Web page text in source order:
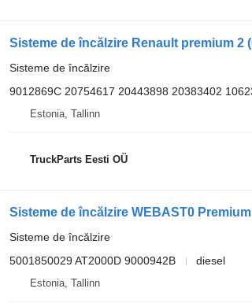
Sisteme de încălzire
9012869C 20754617 20443898 20383402
Estonia, Tallinn
TruckParts Eesti OÜ
Sisteme de încălzire
5001850029 AT2000D 9000942B
diesel
Estonia, Tallinn